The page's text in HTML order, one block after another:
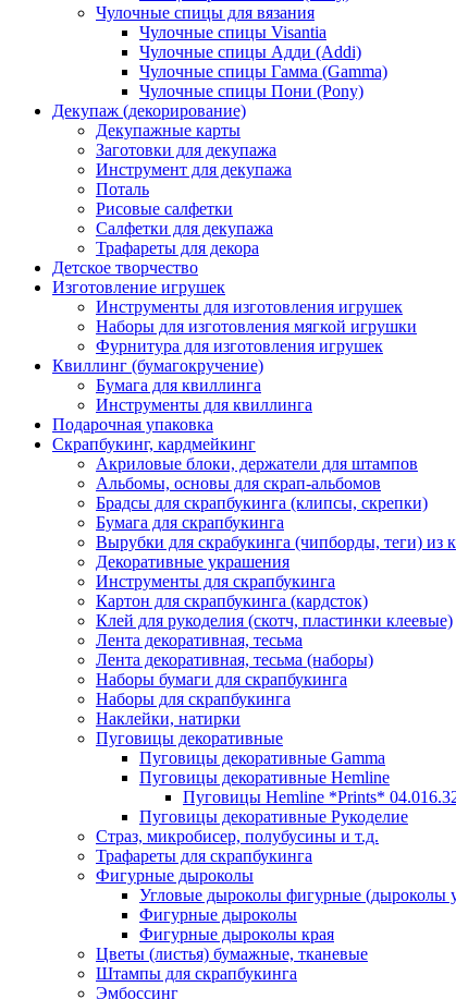
Чулочные спицы для вязания
Чулочные спицы Visantia
Чулочные спицы Адди (Addi)
Чулочные спицы Гамма (Gamma)
Чулочные спицы Пони (Pony)
Декупаж (декорирование)
Декупажные карты
Заготовки для декупажа
Инструмент для декупажа
Поталь
Рисовые салфетки
Салфетки для декупажа
Трафареты для декора
Детское творчество
Изготовление игрушек
Инструменты для изготовления игрушек
Наборы для изготовления мягкой игрушки
Фурнитура для изготовления игрушек
Квиллинг (бумагокручение)
Бумага для квиллинга
Инструменты для квиллинга
Подарочная упаковка
Скрапбукинг, кардмейкинг
Акриловые блоки, держатели для штампов
Альбомы, основы для скрап-альбомов
Брадсы для скрапбукинга (клипсы, скрепки)
Бумага для скрапбукинга
Вырубки для скрабукинга (чипборды, теги) из
Декоративные украшения
Инструменты для скрапбукинга
Картон для скрапбукинга (кардсток)
Клей для рукоделия (скотч, пластинки клеевые)
Лента декоративная, тесьма
Лента декоративная, тесьма (наборы)
Наборы бумаги для скрапбукинга
Наборы для скрапбукинга
Наклейки, натирки
Пуговицы декоративные
Пуговицы декоративные Gamma
Пуговицы декоративные Hemline
Пуговицы Hemline *Prints*
Пуговицы декоративные Рукоделие
Страз, микробисер, полубусины и т.д.
Трафареты для скрапбукинга
Фигурные дыроколы
Угловые дыроколы фигурные (дыроколы
Фигурные дыроколы
Фигурные дыроколы края
Цветы (листья) бумажные, тканевые
Штампы для скрапбукинга
Эмбоссинг